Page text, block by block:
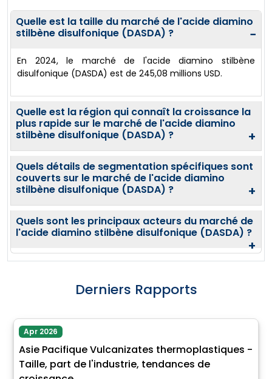
Quelle est la taille du marché de l'acide diamino
stilbène disulfonique (DASDA) ?
−
En 2024, le marché de l'acide diamino stilbène
disulfonique (DASDA) est de 245,08 millions USD.
Quelle est la région qui connaît la croissance la
plus rapide sur le marché de l'acide diamino
stilbène disulfonique (DASDA) ?
+
Quels détails de segmentation spécifiques sont
couverts sur le marché de l'acide diamino
stilbène disulfonique (DASDA) ?
+
Quels sont les principaux acteurs du marché de
l'acide diamino stilbène disulfonique (DASDA) ?
+
Derniers Rapports
Apr 2026
Asie Pacifique Vulcanizates thermoplastiques -
Taille, part de l'industrie, tendances de